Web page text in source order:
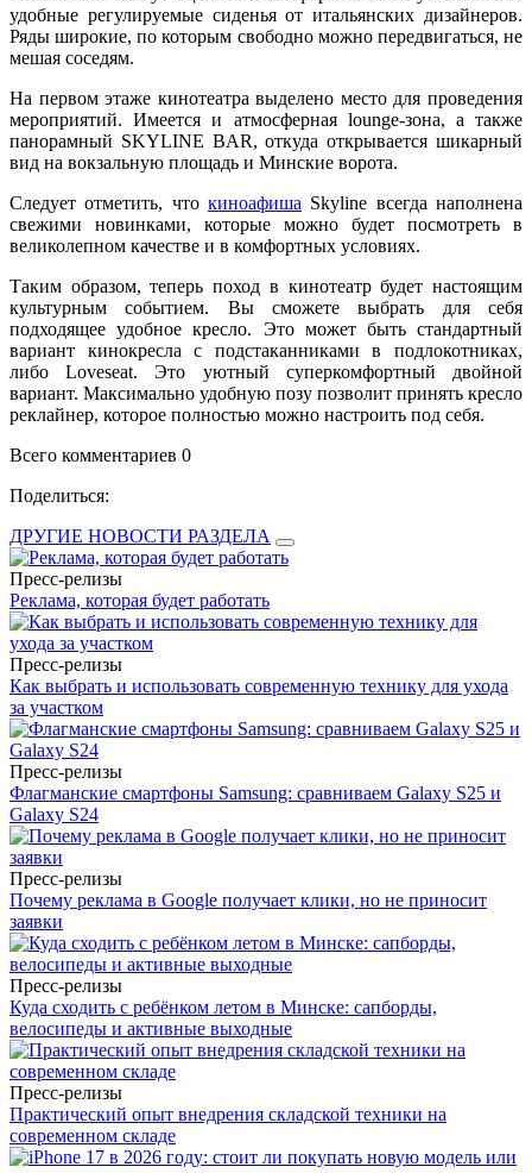
удобные регулируемые сиденья от итальянских дизайнеров.
Ряды широкие, по которым свободно можно передвигаться, не
мешая соседям.
На первом этаже кинотеатра выделено место для проведения
мероприятий. Имеется и атмосферная lounge-зона, а также
панорамный SKYLINE BAR, откуда открывается шикарный
вид на вокзальную площадь и Минские ворота.
Следует отметить, что киноафиша Skyline всегда наполнена
свежими новинками, которые можно будет посмотреть в
великолепном качестве и в комфортных условиях.
Таким образом, теперь поход в кинотеатр будет настоящим
культурным событием. Вы сможете выбрать для себя
подходящее удобное кресло. Это может быть стандартный
вариант кинокресла с подстаканниками в подлокотниках,
либо Loveseat. Это уютный суперкомфортный двойной
вариант. Максимально удобную позу позволит принять кресло
реклайнер, которое полностью можно настроить под себя.
Всего комментариев 0
Поделиться:
ДРУГИЕ НОВОСТИ РАЗДЕЛА
Пресс-релизы
Реклама, которая будет работать
Пресс-релизы
Как выбрать и использовать современную технику для ухода
за участком
Пресс-релизы
Флагманские смартфоны Samsung: сравниваем Galaxy S25 и
Galaxy S24
Пресс-релизы
Почему реклама в Google получает клики, но не приносит
заявки
Пресс-релизы
Куда сходить с ребёнком летом в Минске: сапборды,
велосипеды и активные выходные
Пресс-релизы
Практический опыт внедрения складской техники на
современном складе